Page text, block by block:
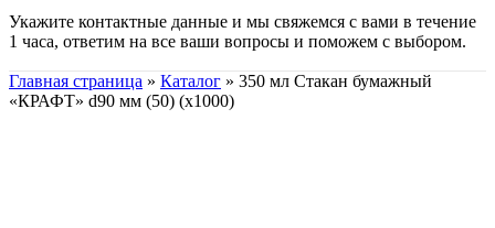
Укажите контактные данные и мы свяжемся с вами в течение
1 часа, ответим на все ваши вопросы и поможем с выбором.
Главная страница » Каталог » 350 мл Стакан бумажный
«КРАФТ» d90 мм (50) (х1000)